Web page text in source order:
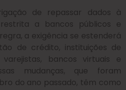
de repassar dados à
a bancos públicos e
a exigência se estenderá
de crédito, instituições de
bancos virtuais e
mudanças, que foram
do ano passado, têm como